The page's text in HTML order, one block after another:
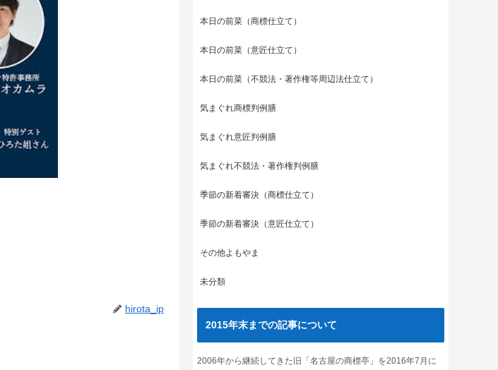
hirota_ip
本日の前菜（商標仕立て）
本日の前菜（意匠仕立て）
本日の前菜（不競法・著作権等周辺法仕立て）
気まぐれ商標判例膳
気まぐれ意匠判例膳
気まぐれ不競法・著作権判例膳
季節の新着審決（商標仕立て）
季節の新着審決（意匠仕立て）
その他よもやま
未分類
2015年末までの記事について
2006年から継続してきた旧「名古屋の商標亭」を2016年7月に